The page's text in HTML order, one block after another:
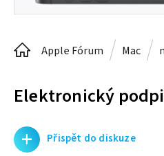
Apple Fórum Mac
Elektronický
+ Přispět do diskuze